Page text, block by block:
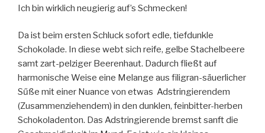
Ich bin wirklich neugierig auf’s Schmecken!
Da ist beim ersten Schluck sofort edle, tiefdunkle
Schokolade. In diese webt sich reife, gelbe Stachelbeere
samt zart-pelziger Beerenhaut. Dadurch fließt auf
harmonische Weise eine Melange aus filigran-säuerlicher
Sűße mit einer Nuance von etwas Adstringierendem
(Zusammenziehendem) in den dunklen, feinbitter-herben
Schokoladenton. Das Adstringierende bremst sanft die